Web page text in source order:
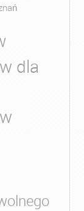
dla